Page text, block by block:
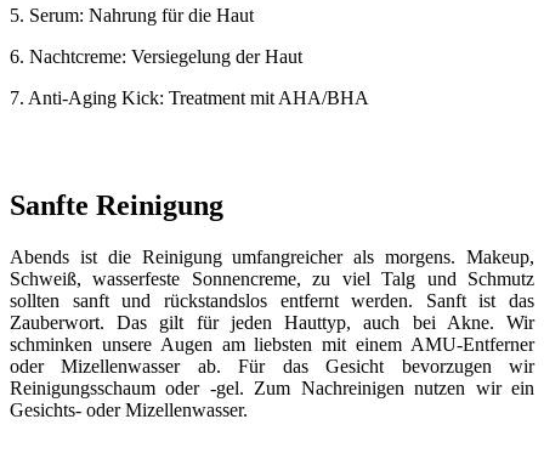
5. Serum: Nahrung für die Haut
6. Nachtcreme: Versiegelung der Haut
7. Anti-Aging Kick: Treatment mit AHA/BHA
Sanfte Reinigung
Abends ist die Reinigung umfangreicher als morgens. Makeup,
Schweiß, wasserfeste Sonnencreme, zu viel Talg und Schmutz
sollten sanft und rückstandslos entfernt werden. Sanft ist das
Zauberwort. Das gilt für jeden Hauttyp, auch bei Akne. Wir
schminken unsere Augen am liebsten mit einem AMU-Entferner
oder Mizellenwasser ab. Für das Gesicht bevorzugen wir
Reinigungsschaum oder -gel. Zum Nachreinigen nutzen wir ein
Gesichts- oder Mizellenwasser.